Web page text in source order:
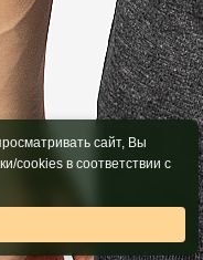
сайт, Вы
cookies в соответствии с